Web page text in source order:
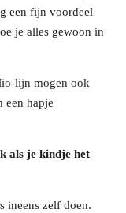
een fijn voordeel
je alles gewoon in
lijn mogen ook
een hapje
als je kindje het
ineens zelf doen.